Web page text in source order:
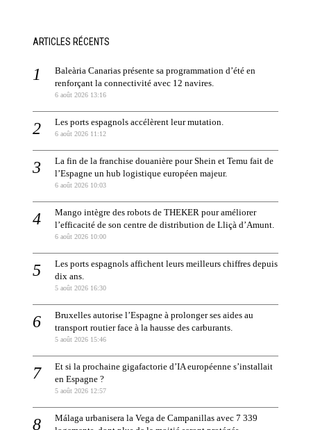
ARTICLES RÉCENTS
Baleària Canarias présente sa programmation d’été en
renforçant la connectivité avec 12 navires.
6 août 2026 13:16
Les ports espagnols accélèrent leur mutation.
6 août 2026 11:12
La fin de la franchise douanière pour Shein et Temu fait de
l’Espagne un hub logistique européen majeur.
6 août 2026 10:03
Mango intègre des robots de THEKER pour améliorer
l’efficacité de son centre de distribution de Lliçà d’Amunt.
6 août 2026 10:00
Les ports espagnols affichent leurs meilleurs chiffres depuis
dix ans.
5 août 2026 16:30
Bruxelles autorise l’Espagne à prolonger ses aides au
transport routier face à la hausse des carburants.
5 août 2026 15:46
Et si la prochaine gigafactorie d’IA européenne s’installait
en Espagne ?
5 août 2026 12:57
Málaga urbanisera la Vega de Campanillas avec 7 339